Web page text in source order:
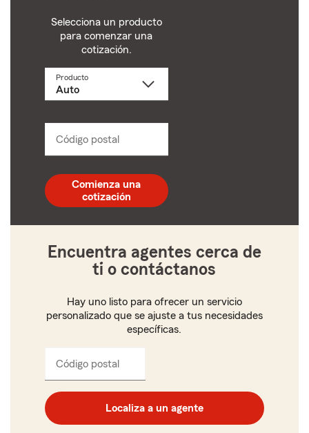
Selecciona un producto
para comenzar una
cotización.
ProductoSelecciona
Código postal
postal
de
5
Comienza una
cotización
Encuentra agentes cerca de
ti o contáctanos
Hay uno listo para ofrecer un servicio
personalizado que se ajuste a tus necesidades
específicas.
Código postal
código
postal
de
cinco
Localiza a un agente